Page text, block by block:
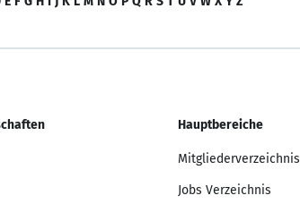
Hauptbereiche
Mitgliederverzeichnis
Jobs Verzeichnis